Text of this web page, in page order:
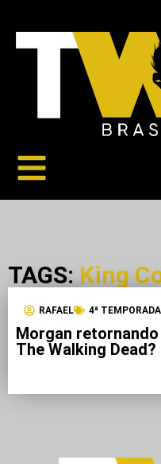
TAGS: King
RAFAEL 4ª TEMPORADA
Morgan
The Walking Dead?